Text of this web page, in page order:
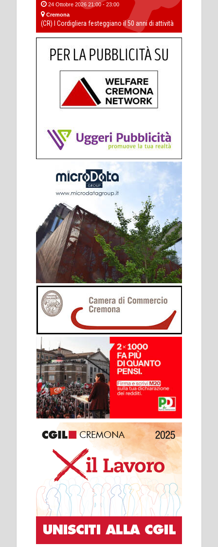
24 Ottobre 2026 21:00 - 23:00
Cremona
(CR) I Cordigliera festeggiano il 50 anni di attività